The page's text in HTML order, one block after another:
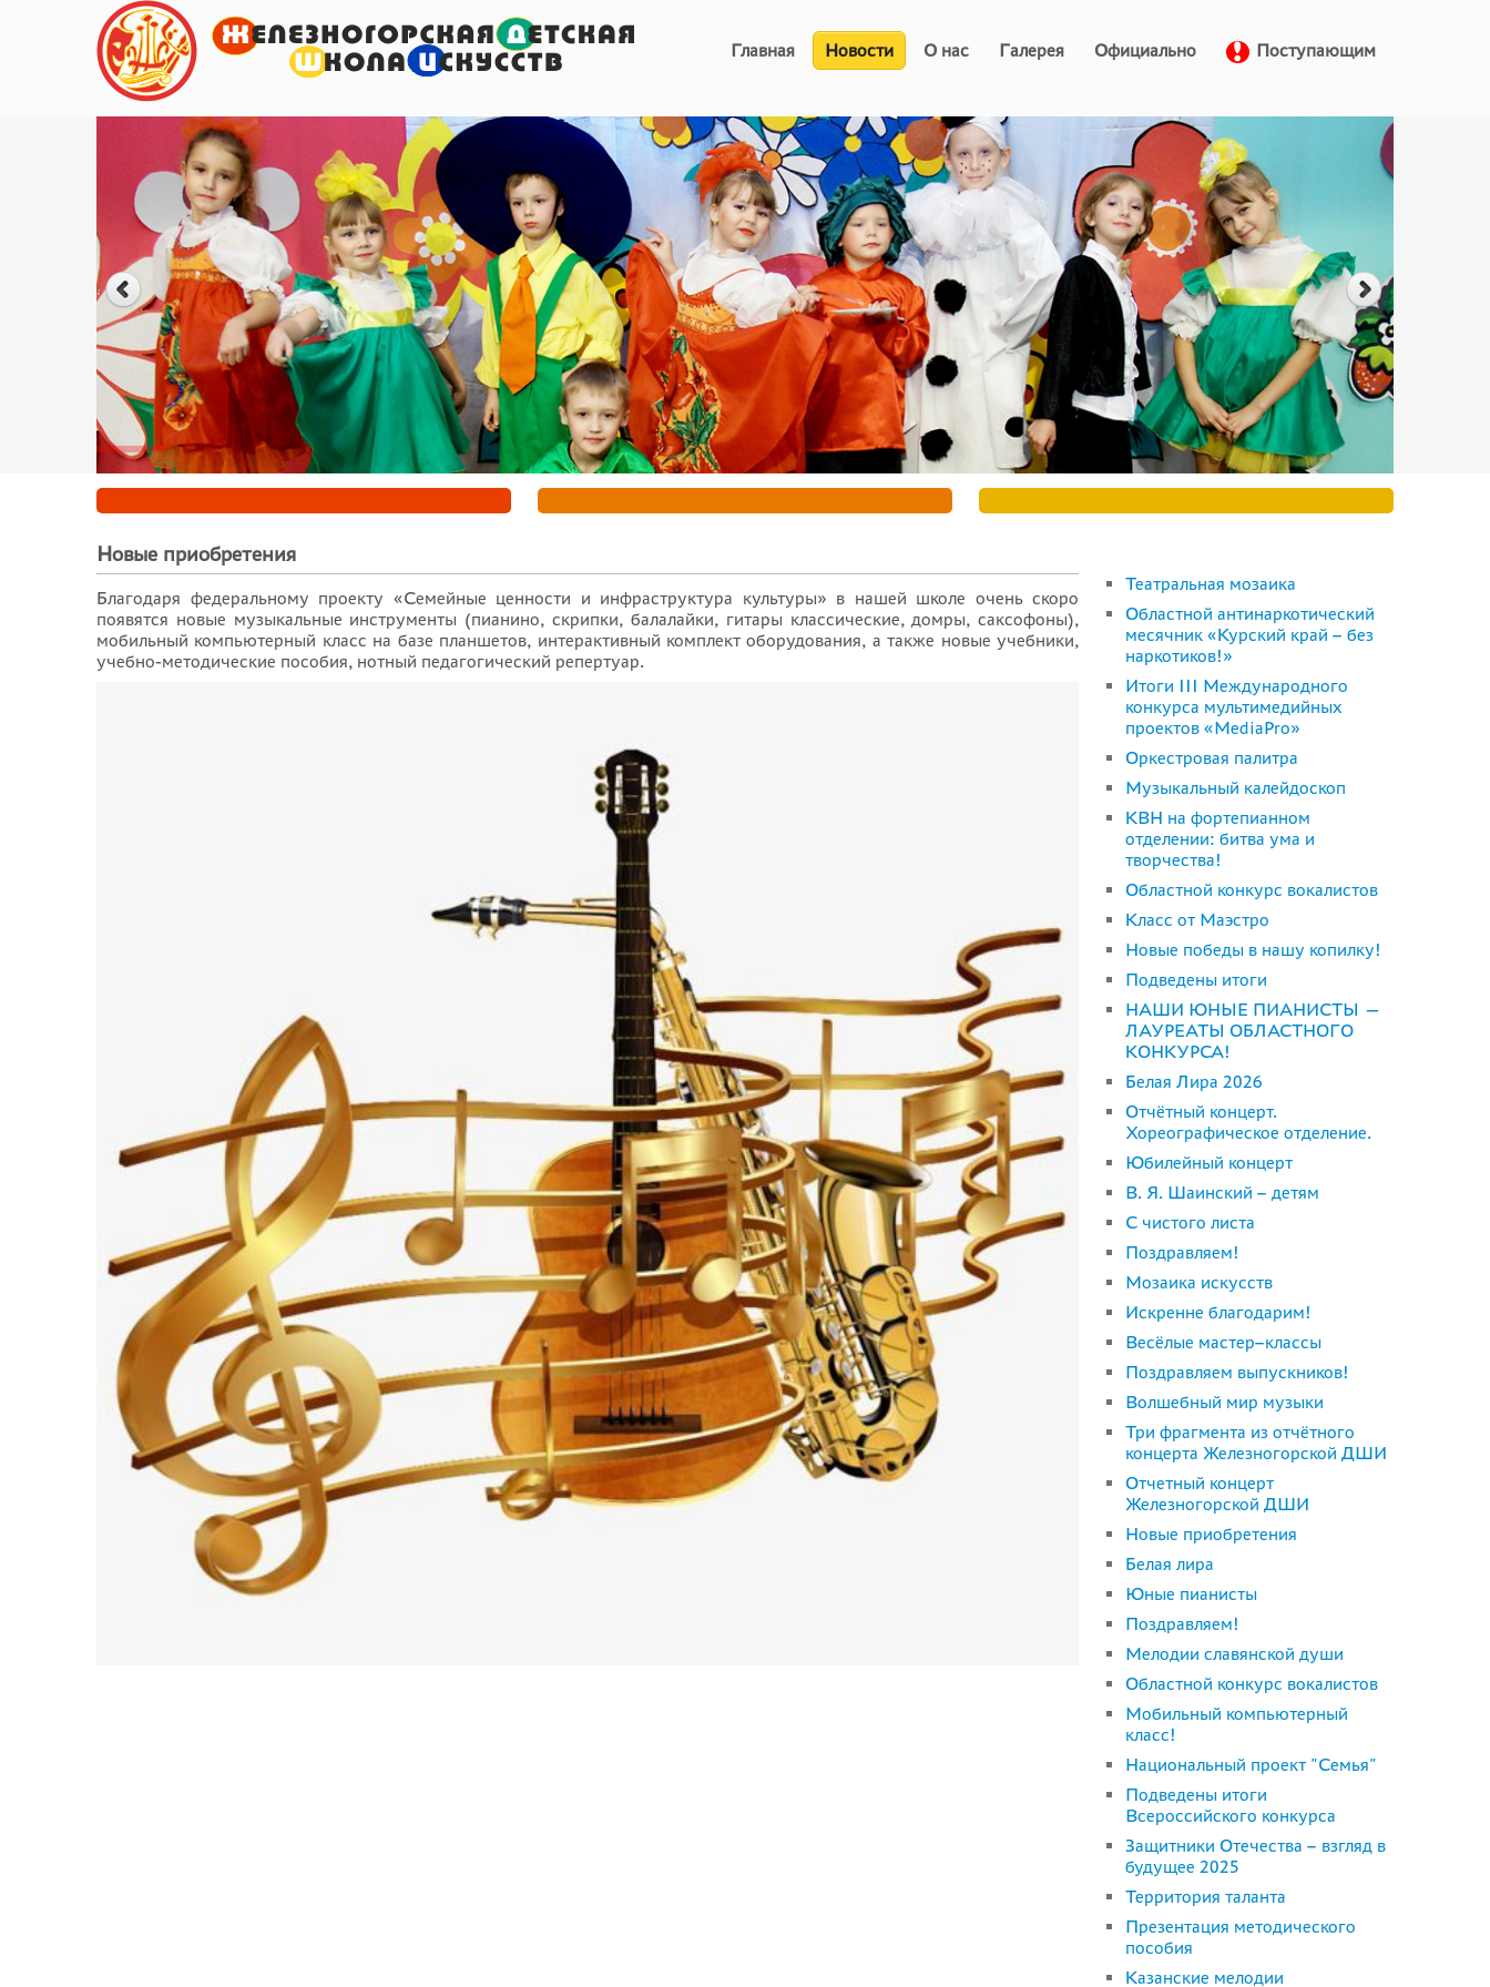
Главная Новости О нас Галерея Официально Поступающим
Новые приобретения
Благодаря федеральному проекту «Семейные ценности и инфраструктура культуры» в нашей школе очень скоро
появятся новые музыкальные инструменты (пианино, скрипки, балалайки, гитары классические, домры, саксофоны),
мобильный компьютерный класс на базе планшетов, интерактивный комплект оборудования, а также новые учебники,
учебно-методические пособия, нотный педагогический репертуар.
Театральная мозаика
Областной антинаркотический
месячник «Курский край – без
наркотиков!»
Итоги III Международного
конкурса мультимедийных
проектов «MediaPro»
Оркестровая палитра
Музыкальный калейдоскоп
КВН на фортепианном
отделении: битва ума и
творчества!
Областной конкурс вокалистов
Класс от Маэстро
Новые победы в нашу копилку!
Подведены итоги
НАШИ ЮНЫЕ ПИАНИСТЫ —
ЛАУРЕАТЫ ОБЛАСТНОГО
КОНКУРСА!
Белая Лира 2026
Отчётный концерт.
Хореографическое отделение.
Юбилейный концерт
В. Я. Шаинский – детям
С чистого листа
Поздравляем!
Мозаика искусств
Искренне благодарим!
Весёлые мастер–классы
Поздравляем выпускников!
Волшебный мир музыки
Три фрагмента из отчётного
концерта Железногорской ДШИ
Отчетный концерт
Железногорской ДШИ
Новые приобретения
Белая лира
Юные пианисты
Поздравляем!
Мелодии славянской души
Областной конкурс вокалистов
Мобильный компьютерный
класс!
Национальный проект "Семья"
Подведены итоги
Всероссийского конкурса
Защитники Отечества – взгляд в
будущее 2025
Территория таланта
Презентация методического
пособия
Казанские мелодии